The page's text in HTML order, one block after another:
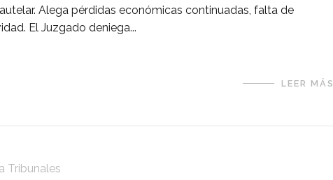
Alega pérdidas económicas continuadas, falta de
El Juzgado deniega...
LEER MÁS